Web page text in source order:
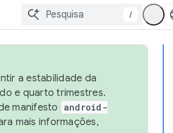
/
a estabilidade da
e quarto trimestres.
manifesto
android-
mais informações,